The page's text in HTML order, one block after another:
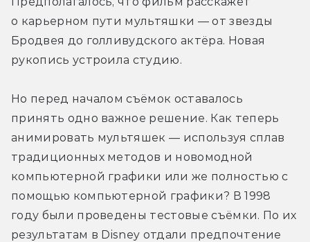
о карьерном пути мультяшки — от звезды
Бродвея до голливудского актёра. Новая
рукопись устроила студию.
Но перед началом съёмок оставалось
принять одно важное решение. Как теперь
анимировать мультяшек — используя сплав
традиционных методов и новомодной
компьютерной графики или же полностью с
помощью компьютерной графики? В 1998
году были проведены тестовые съёмки. По их
результатам в Disney отдали предпочтение